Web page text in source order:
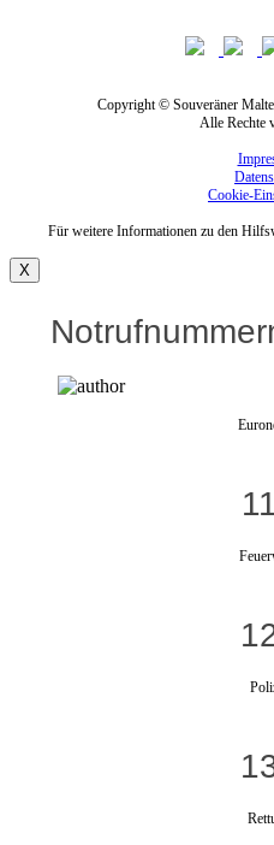
Copyright © Souveräner
Alle Rechte
Cookie-
Für weitere Informationen zu den
X